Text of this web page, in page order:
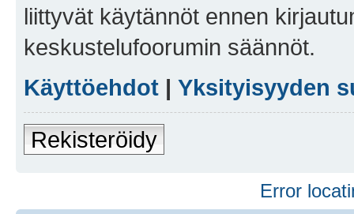
liittyvät käytännöt ennen
keskustelufoorumin säännöt.
Käyttöehdot | Yksityisyyden
Rekisteröidy
Error